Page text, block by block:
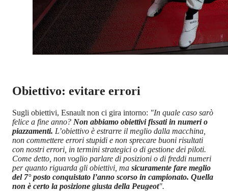
Obiettivo: evitare errori
Sugli obiettivi, Esnault non ci gira intorno: "In quale caso sarò
felice a fine anno? Non abbiamo obiettivi fissati in numeri o
piazzamenti. L’obiettivo è estrarre il meglio dalla macchina,
non commettere errori stupidi e non sprecare buoni risultati
con nostri errori, in termini strategici o di gestione dei piloti.
Come detto, non voglio parlare di posizioni o di freddi numeri
per quanto riguarda gli obiettivi, ma sicuramente fare meglio
del 7° posto conquistato l’anno scorso in campionato. Quella
non è certo la posizione giusta della Peugeot".